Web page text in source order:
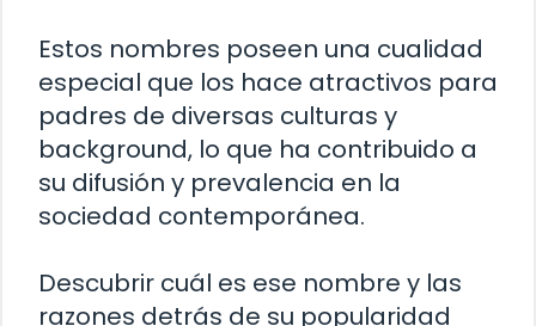
Estos nombres poseen una cualidad
especial que los hace atractivos para
padres de diversas culturas y
background, lo que ha contribuido a
su difusión y prevalencia en la
sociedad contemporánea.
Descubrir cuál es ese nombre y las
razones detrás de su popularidad